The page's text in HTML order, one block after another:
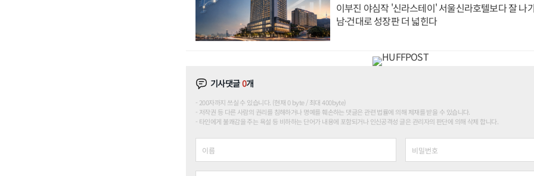
이부진 야심작 '신라스테이' 서울신라호텔보다 잘 나
남·건대로 성장판 더 넓힌다
기사댓글0개
200자까지 쓰실 수 있습니다. (현재 0 byte / 최대 400byte)
저작권 등 다른 사람의 권리를 침해하거나 명예를 훼손하는 댓글은 관련 법률에 의해 제재를 받을 수 있습니다.
타인에게 불쾌감을 주는 욕설 등 비하하는 단어가 내용에 포함되거나 인신공격성 글은 관리자의 판단에 의해 삭제 합니다.